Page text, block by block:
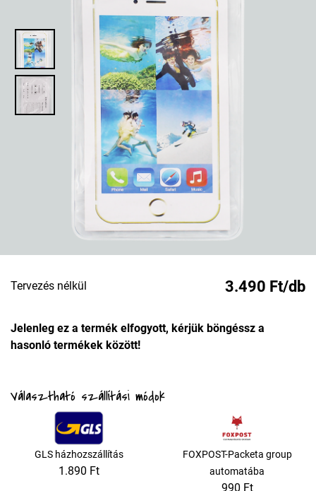
Tervezés nélkül 3.490 Ft/db
Jelenleg ez a termék elfogyott, kérjük böngéssz a
hasonló termékek között!
Választható szállítási módok
GLS házhozszállítás
1.890 Ft
FOXPOST-Packeta group
automatába
990 Ft